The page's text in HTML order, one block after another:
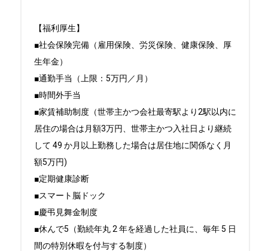
【福利厚生】
■社会保険完備（雇用保険、労災保険、健康保険、厚
生年金）
■通勤手当（上限：5万円／月）
■時間外手当
■家賃補助制度（世帯主かつ会社最寄駅より2駅以内に
居住の場合は月額3万円、世帯主かつ入社日より継続
して 49 か月以上勤務した場合は居住地に関係なく月
額5万円)
■定期健康診断
■スマート脳ドック
■慶弔見舞金制度
■休んで5（勤続年丸 2 年を経過した社員に、毎年 5 日
間の特別休暇を付与する制度）